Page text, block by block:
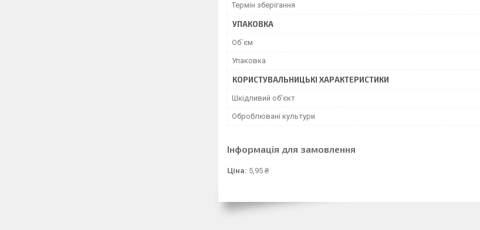
Термін зберігання
УПАКОВКА
Об`єм
Упаковка
КОРИСТУВАЛЬНИЦЬКІ ХАРАКТЕРИСТИКИ
Шкідливий об'єкт
Оброблювані культури
Інформація для замовлення
Ціна: 5,95 ₴